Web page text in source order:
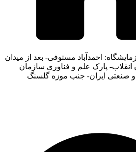
احمدآباد مستوفی- بعد از میدان
انقلاب- پارک علم و فناوری سازمان
صنعتی ایران- جنب موزه گلسنگ